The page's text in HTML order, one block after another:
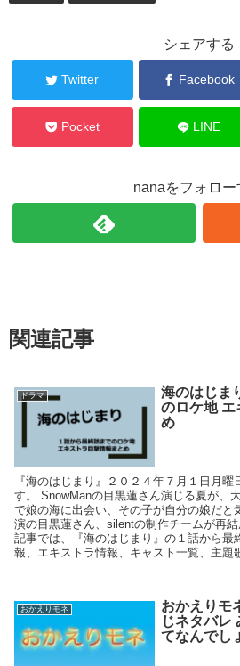
シェアする
Twitter Facebook
Pocket LINE
nanaをフォロー
関連記事
ドラマ
海のはじま
のロケ地 エ
め
『海のはじまり』２０２４年７月１日月
す。 SnowManの目黒蓮さん演じる夏が、
で娘の海に出会い、その子が自分の娘だと
演の目黒蓮さん、silentの制作チームが再
記事では、『海のはじまり』の１話から最
報、エキストラ情報、キャスト一覧、主題
おかえりモネ
おかえり
じネタバ
てなんでし